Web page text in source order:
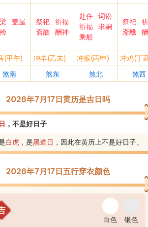
盖屋
祭祀
祈福
斋醮
酬神
赴任
词讼
祈福
求嗣
乘船
祭祀
斋醮
(甲午) 冲羊(乙未) 冲猴(丙申)
冲鸡(丁
煞南 煞东 煞北 煞西
2026年7月17日黄历是吉日吗
日 ， 不是好日子
白虎 ，是黑道日 ， 因此在黄历上不是好日子。
2026年7月17日五行穿衣颜色
白色 银色